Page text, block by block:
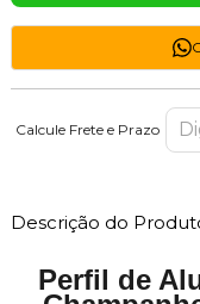
Calcule Frete e Prazo
Descrição do
Perfil de